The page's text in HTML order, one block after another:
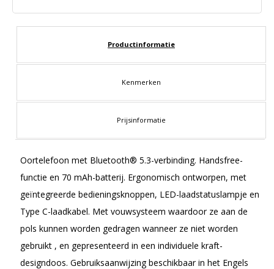
Productinformatie
Kenmerken
Prijsinformatie
Oortelefoon met Bluetooth® 5.3-verbinding. Handsfree-
functie en 70 mAh-batterij. Ergonomisch ontworpen, met
geïntegreerde bedieningsknoppen, LED-laadstatuslampje en
Type C-laadkabel. Met vouwsysteem waardoor ze aan de
pols kunnen worden gedragen wanneer ze niet worden
gebruikt , en gepresenteerd in een individuele kraft-
designdoos. Gebruiksaanwijzing beschikbaar in het Engels